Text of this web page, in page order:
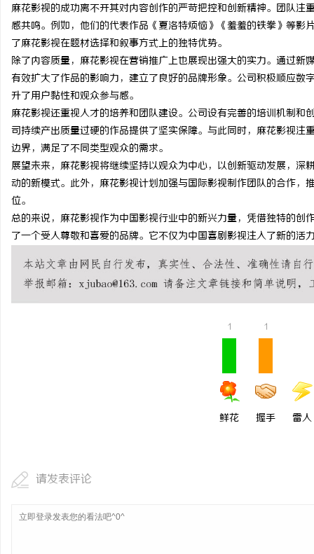
麻花影视的成功离不开其对内容创作的严苛把控和创新精神。团队
感共鸣。例如，他们的代表作品《夏洛特烦恼》《羞羞的铁拳》等
了麻花影视在题材选择和叙事方式上的独特优势。
除了内容质量，麻花影视在营销推广上也展现出强大的实力。通过
有效扩大了作品的影响力，建立了良好的品牌形象。公司积极顺应
升了用户黏性和观众参与感。
麻花影视还重视人才的培养和团队建设。公司设有完善的培训机制
司持续产出质量过硬的作品提供了坚实保障。与此同时，麻花影视
边界，满足了不同类型观众的需求。
展望未来，麻花影视将继续坚持以观众为中心，以创新驱动发展，
动的新模式。此外，麻花影视计划加强与国际影视制作团队的合作
位。
总的来说，麻花影视作为中国影视行业中的新兴力量，凭借独特的
了一个受人尊敬和喜爱的品牌。它不仅为中国喜剧影视注入了新的活
1
鲜花
1
握手 雷人
请发表评论
揭秘！专业充电桩项目